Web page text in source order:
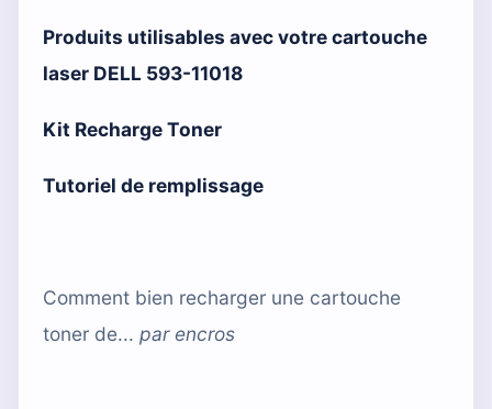
Produits utilisables avec votre cartouche
laser DELL 593-11018
Kit Recharge Toner
Tutoriel de remplissage
Comment bien recharger une cartouche
toner de... parencros